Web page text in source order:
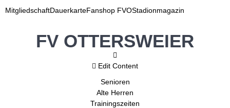
MitgliedschaftDauerkarteFanshop FVOStadionmagazin
FV OTTERSWEIER
Edit Content
Senioren
Alte Herren
Trainingszeiten